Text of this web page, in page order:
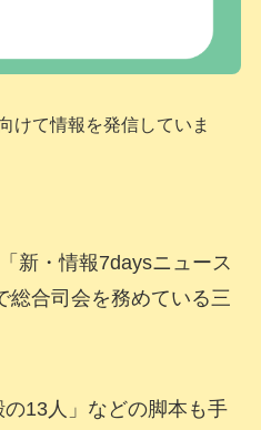
けて情報を発信していま
新・情報7daysニュース
総合司会を務めている三
13人」などの脚本も手